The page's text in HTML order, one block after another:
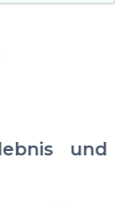
absolute